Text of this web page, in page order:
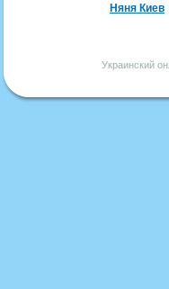
Няня Киев
Украинский